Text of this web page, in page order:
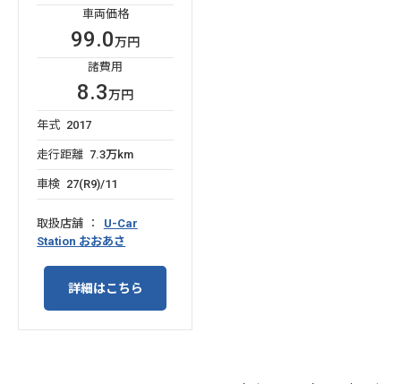
車両価格
99.0万円
諸費用
8.3万円
年式 2017
走行距離 7.3万km
車検 27(R9)/11
取扱店舗
U-Car
Station おおあさ
詳細はこちら